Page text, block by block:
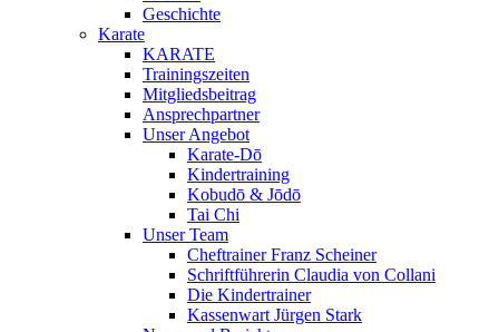
Geschichte
Karate
KARATE
Trainingszeiten
Mitgliedsbeitrag
Ansprechpartner
Unser Angebot
Karate-Dō
Kindertraining
Kobudō & Jōdō
Tai Chi
Unser Team
Cheftrainer Franz Scheiner
Schriftführerin Claudia von Collani
Die Kindertrainer
Kassenwart Jürgen Stark